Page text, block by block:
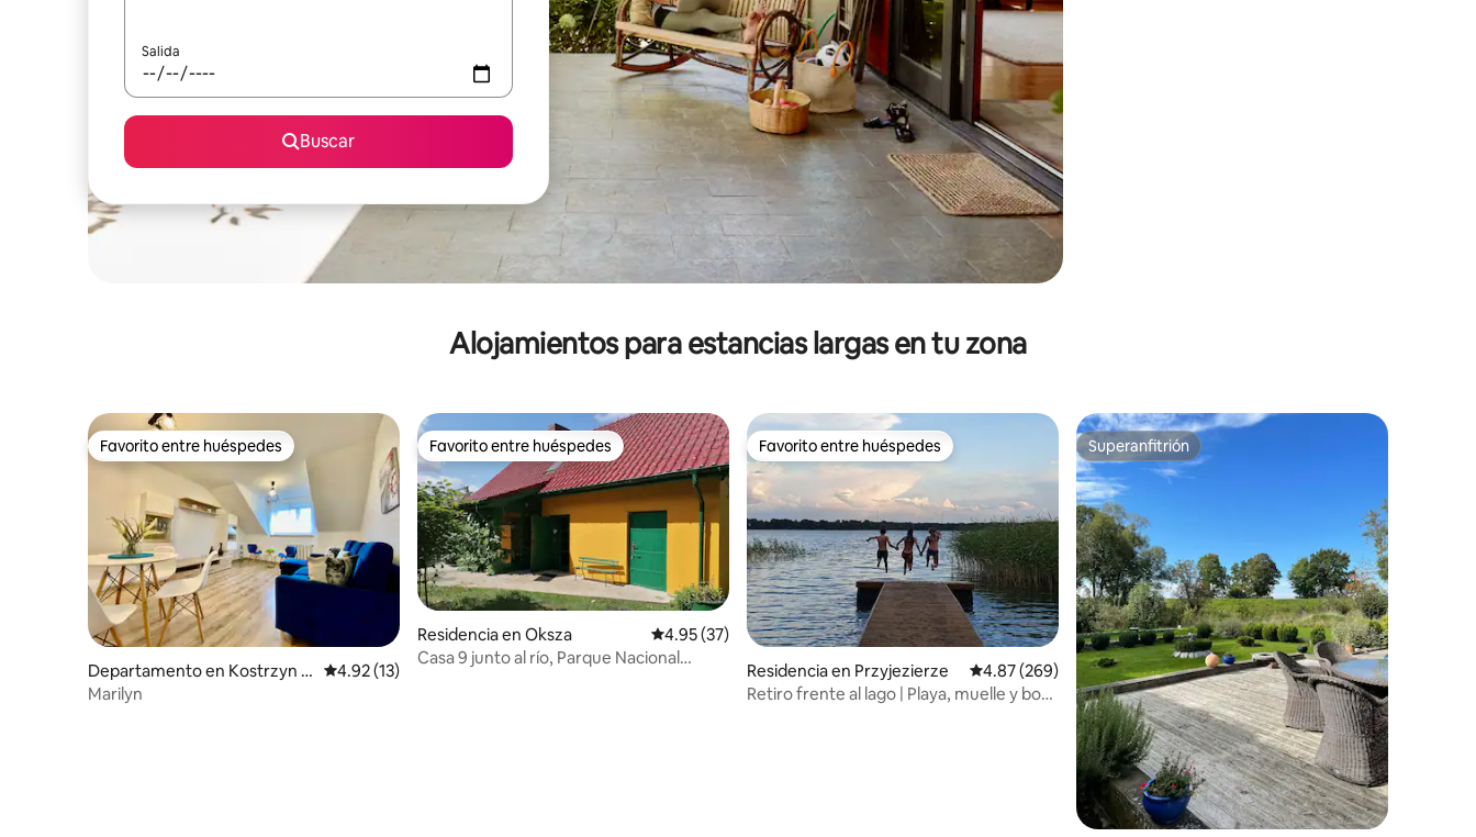
Salida
Buscar
Alojamientos para estancias largas en tu zona
Favorito entre huéspedes
Favorito entre huéspedes
Departamento en Kostrzyn n
ad Odrą
Calificación promedio: 4.92 de 5; 13 evaluaciones
4.92 (13)
Marilyn
Favorito entre huéspedes
Favorito entre huéspedes
Residencia en Oksza Calificación promedio: 4.95 de 5; 37 evaluaciones
4.95 (37)
Casa 9 junto al río, Parque Nacional
Favorito entre huéspedes
Favorito entre huéspedes
Residencia en Przyjezierze Calificación promedio: 4.87 de 5; 269 evaluaciones
4.87 (269)
Retiro frente al lago | Playa, muelle y bote
Superanfitrión
Superanfitrión